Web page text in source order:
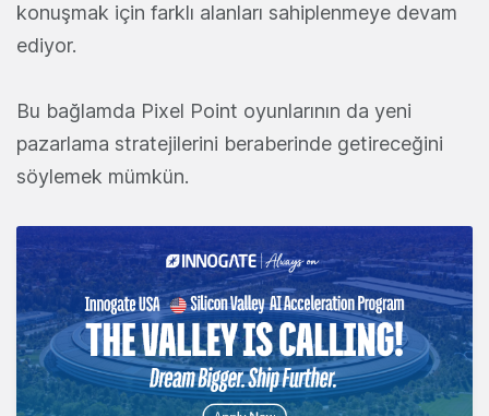
konuşmak için farklı alanları sahiplenmeye devam
ediyor.
Bu bağlamda Pixel Point oyunlarının da yeni
pazarlama stratejilerini beraberinde getireceğini
söylemek mümkün.